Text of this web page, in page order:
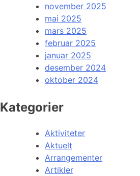
november 2025
mai 2025
mars 2025
februar 2025
januar 2025
desember 2024
oktober 2024
Kategorier
Aktiviteter
Aktuelt
Arrangementer
Artikler